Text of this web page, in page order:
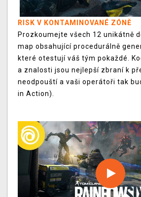
RISK V KONTAMINOVANÉ ZÓNĚ
Prozkoumejte všech 12 unikátně
map obsahující procedurálně
které otestují váš tým pokaždé.
a znalosti jsou nejlepší zbraní k
neodpouští a vaši operátoři tak
in Action).